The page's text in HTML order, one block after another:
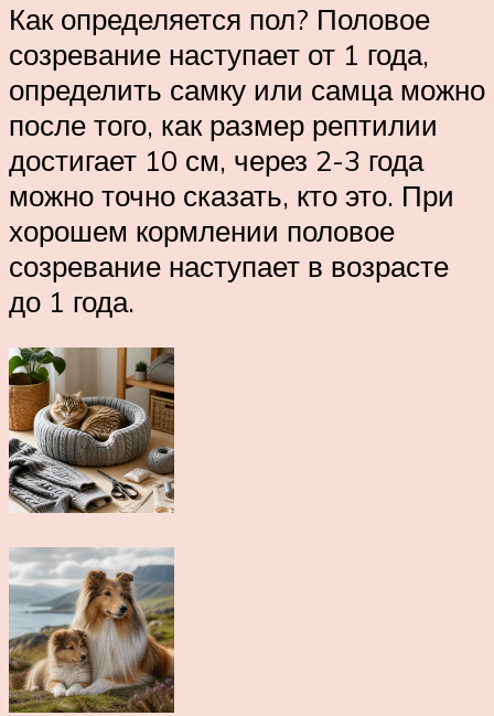
Как определяется пол? Половое
созревание наступает от 1 года,
определить самку или самца можно
после того, как размер рептилии
достигает 10 см, через 2-3 года
можно точно сказать, кто это. При
хорошем кормлении половое
созревание наступает в возрасте
до 1 года.